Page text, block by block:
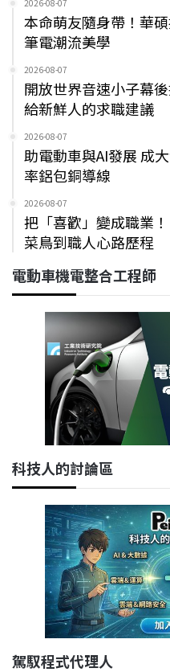
2026-08-07
本命萌友隨身帶！華
筆電潮流美學
2026-08-07
開放世界音速小子幕
給新鮮人的求職建議
2026-08-07
助電動車與AI發展 成
率鋁包銅導線
2026-08-07
把「喜歡」變成職業
菜鳥到職人心路歷程
電動車機電整合工程師
科技人的討論區
駕馭程式代理人